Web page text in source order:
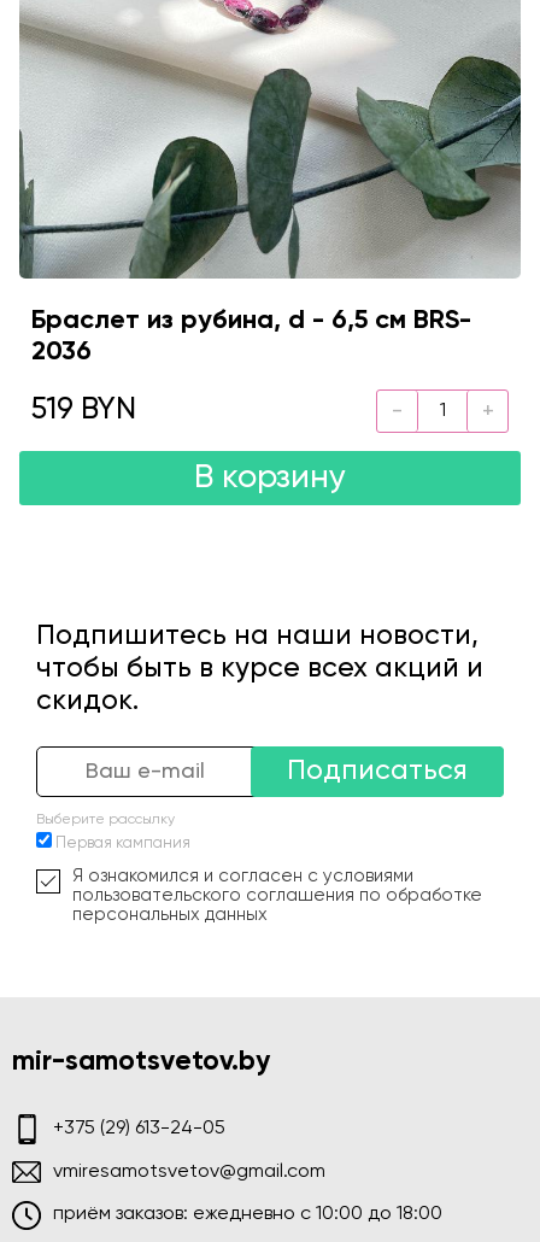
Браслет из рубина, d - 6,5 см BRS-
2036
519 BYN
В корзину
Подпишитесь на наши новости,
чтобы быть в курсе всех акций и
скидок.
Подписаться
Выберите рассылку
Первая кампания
Я ознакомился и согласен с условиями
пользовательского соглашения по обработке
персональных данных
mir-samotsvetov.by
+375 (29) 613-24-05
vmiresamotsvetov@gmail.com
приём заказов: ежедневно c 10:00 до 18:00